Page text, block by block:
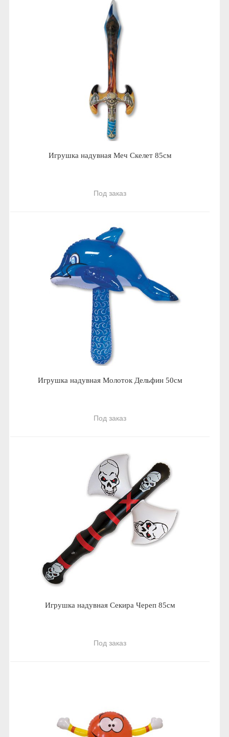
Игрушка надувная Меч Скелет 85см
Под заказ
Игрушка надувная Молоток Дельфин 50см
Под заказ
Игрушка надувная Секира Череп 85см
Под заказ